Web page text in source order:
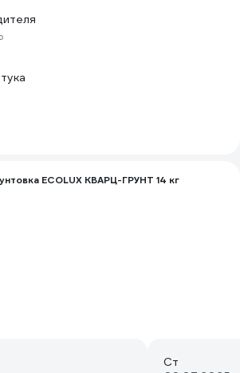
ECOLUX КВАРЦ-ГРУНТ 14 кг
Ст